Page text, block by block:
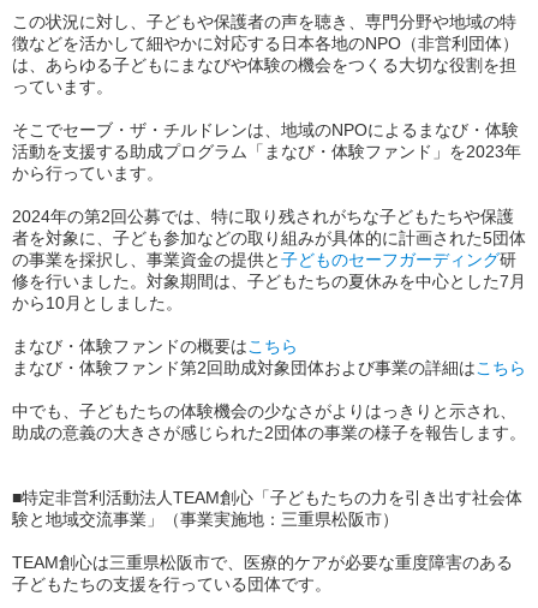
この状況に対し、子どもや保護者の声を聴き、専門分野や地域の特
徴などを活かして細やかに対応する日本各地のNPO（非営利団体）
は、あらゆる子どもにまなびや体験の機会をつくる大切な役割を担
っています。
そこでセーブ・ザ・チルドレンは、地域のNPOによるまなび・体験
活動を支援する助成プログラム「まなび・体験ファンド」を2023年
から行っています。
2024年の第2回公募では、特に取り残されがちな子どもたちや保護
者を対象に、子ども参加などの取り組みが具体的に計画された5団体
の事業を採択し、事業資金の提供と子どものセーフガーディング研
修を行いました。対象期間は、子どもたちの夏休みを中心とした7月
から10月としました。
まなび・体験ファンドの概要はこちら
まなび・体験ファンド第2回助成対象団体および事業の詳細はこちら
中でも、子どもたちの体験機会の少なさがよりはっきりと示され、
助成の意義の大きさが感じられた2団体の事業の様子を報告します。
■特定非営利活動法人TEAM創心「子どもたちの力を引き出す社会体
験と地域交流事業」（事業実施地：三重県松阪市）
TEAM創心は三重県松阪市で、医療的ケアが必要な重度障害のある
子どもたちの支援を行っている団体です。